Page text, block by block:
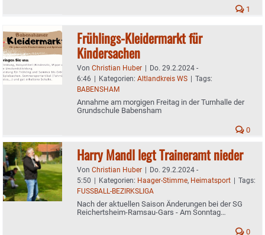
1
Frühlings-Kleidermarkt für
Kindersachen
Von Christian Huber | Do. 29.2.2024 -
6:46 | Kategorien: Altlandkreis WS | Tags:
BABENSHAM
Annahme am morgigen Freitag in der Turnhalle der
Grundschule Babensham
0
Harry Mandl legt Traineramt nieder
Von Christian Huber | Do. 29.2.2024 -
5:50 | Kategorien: Haager-Stimme, Heimatsport | Tags:
FUSSBALL-BEZIRKSLIGA
Nach der aktuellen Saison Änderungen bei der SG
Reichertsheim-Ramsau-Gars - Am Sonntag
0